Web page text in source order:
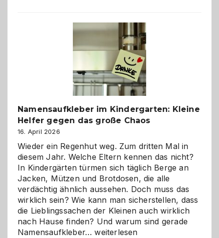
wann
ist
eine
Hundepension
die
richtige
Namensaufkleber im Kindergarten: Kleine
Helfer gegen das große Chaos
16. April 2026
Wieder ein Regenhut weg. Zum dritten Mal in
diesem Jahr. Welche Eltern kennen das nicht?
In Kindergärten türmen sich täglich Berge an
Jacken, Mützen und Brotdosen, die alle
verdächtig ähnlich aussehen. Doch muss das
wirklich sein? Wie kann man sicherstellen, dass
die Lieblingssachen der Kleinen auch wirklich
nach Hause finden? Und warum sind gerade
Namensaufkleber…Namensaufkleber
weiterlesen